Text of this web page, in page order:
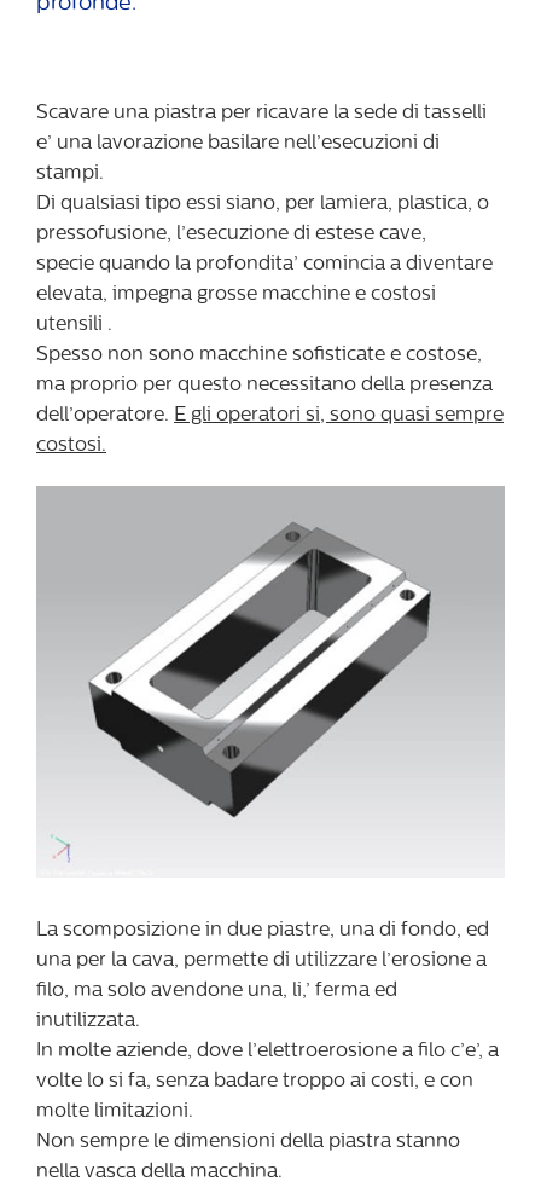
Scavare una piastra per ricavare la sede di tasselli
e’ una lavorazione basilare nell’esecuzioni di
stampi.
Di qualsiasi tipo essi siano, per lamiera, plastica, o
pressofusione, l’esecuzione di estese cave,
specie quando la profondita’ comincia a diventare
elevata, impegna grosse macchine e costosi
utensili .
Spesso non sono macchine sofisticate e costose,
ma proprio per questo necessitano della presenza
dell’operatore. E gli operatori si, sono quasi sempre
costosi.
La scomposizione in due piastre, una di fondo, ed
una per la cava, permette di utilizzare l’erosione a
filo, ma solo avendone una, li,’ ferma ed
inutilizzata.
In molte aziende, dove l’elettroerosione a filo c’e’, a
volte lo si fa, senza badare troppo ai costi, e con
molte limitazioni.
Non sempre le dimensioni della piastra stanno
nella vasca della macchina.